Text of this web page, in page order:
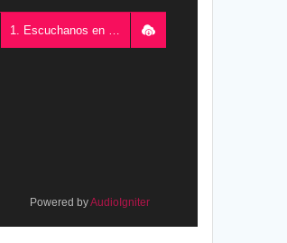
1. Escuchanos en Vivo - FM del Este 100.5, desde Chajarí, Entre Ríos, Argentina
Powered byAudioIgniter